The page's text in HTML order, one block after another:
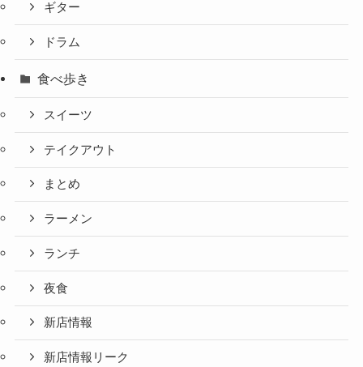
ギター
ドラム
食べ歩き
スイーツ
テイクアウト
まとめ
ラーメン
ランチ
夜食
新店情報
新店情報リーク